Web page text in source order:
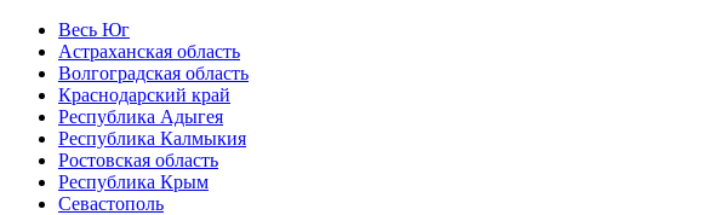
Весь Юг
Астраханская область
Волгоградская область
Краснодарский край
Республика Адыгея
Республика Калмыкия
Ростовская область
Республика Крым
Севастополь